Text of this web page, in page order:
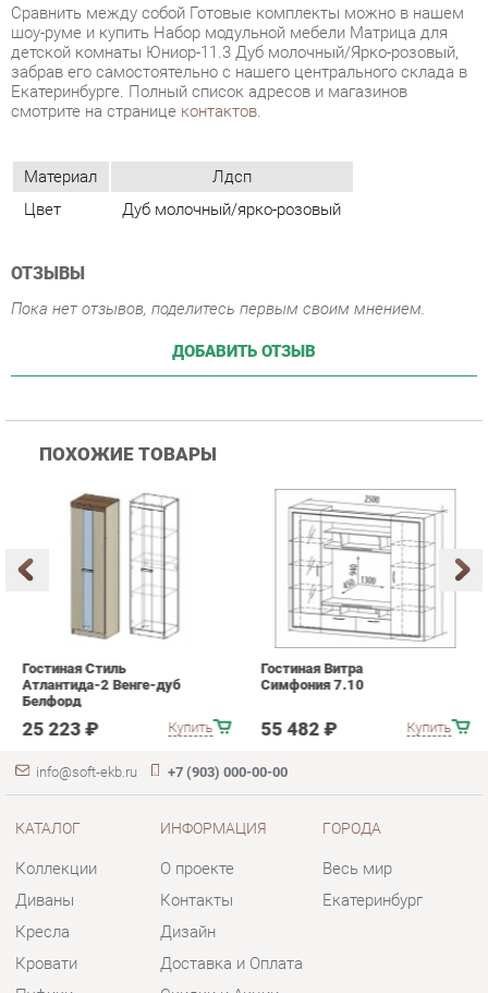
смотрите на страницеконтактов.
Материал
Лдсп
Цвет
Дуб молочный/ярко-розовый
ОТЗЫВЫ
Пока нет отзывов, поделитесь первым своим мнением.
Купить
Гостиная Стиль
Атлантида-2 Венге-дуб
Белфорд
Купить
Гостиная Витра
Симфония 7.10
55 482 ₽
info@soft-ekb.ru +7 (903) 000-00-00
КАТАЛОГ
Коллекции
Диваны
Кресла
Кровати
ИНФОРМАЦИЯ
О проекте
Контакты
Дизайн
Доставка и Оплата
Весь мир